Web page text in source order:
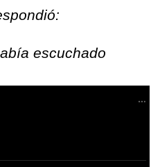
escuchado